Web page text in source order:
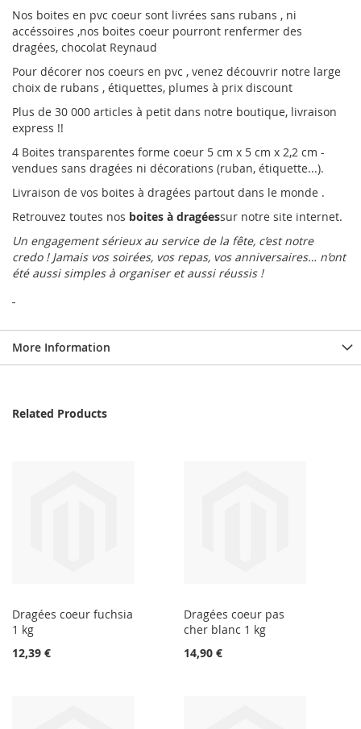
Nos boites en pvc coeur sont livrées sans rubans , ni
accéssoires ,nos boites coeur pourront renfermer des
dragées, chocolat Reynaud
Pour décorer nos coeurs en pvc , venez découvrir notre large
choix de rubans , étiquettes, plumes à prix discount
Plus de 30 000 articles à petit dans notre boutique, livraison
express !!
4 Boites transparentes forme coeur 5 cm x 5 cm x 2,2 cm -
vendues sans dragées ni décorations (ruban, étiquette...).
Livraison de vos boites à dragées partout dans le monde .
Retrouvez toutes nos boites à dragéessur notre site internet.
Un engagement sérieux au service de la fête, c’est notre
credo ! Jamais vos soirées, vos repas, vos anniversaires… n’ont
été aussi simples à organiser et aussi réussis !
More Information
Related Products
Dragées coeur fuchsia
1 kg
12,39 €
Dragées coeur pas
cher blanc 1 kg
14,90 €